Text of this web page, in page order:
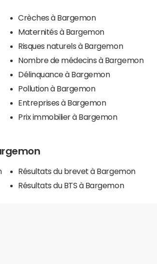
Crèches à Bargemon
Maternités à Bargemon
Risques naturels à Bargemon
Nombre de médecins à Bargemon
Délinquance à Bargemon
Pollution à Bargemon
Entreprises à Bargemon
Prix immobilier à Bargemon
Résultats du brevet à Bargemon
Résultats du BTS à Bargemon